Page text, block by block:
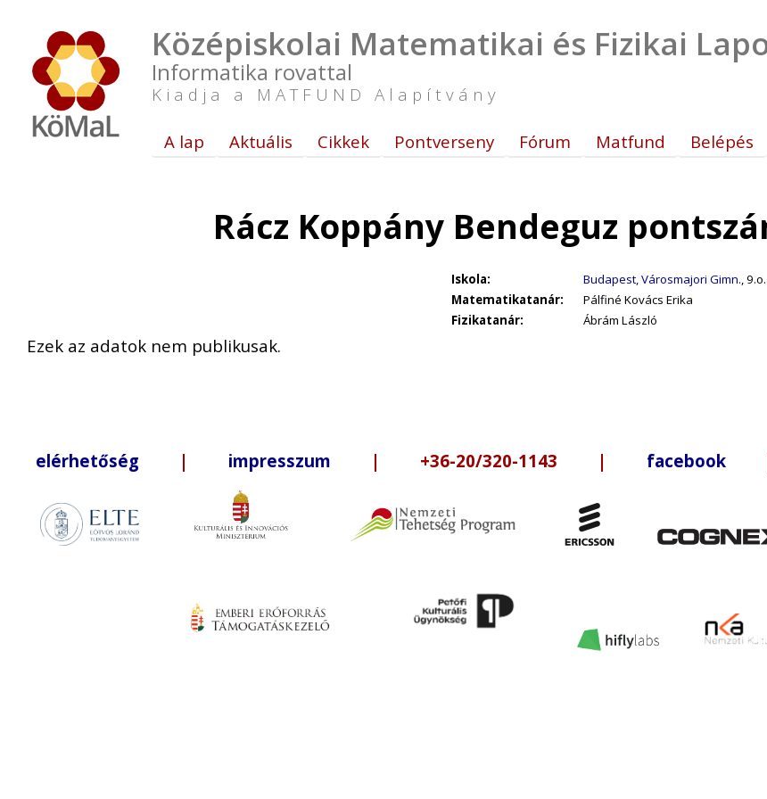
Középiskolai Matematikai és Fizikai
Informatika rovattal
Kiadja a MATFUND Alapítvány
A lap Aktuális Cikkek Pontverseny Fórum Matfund Belépés
Rácz Koppány Bendeguz
Iskola: Budapest, Városmajori Gimn., 9.o.
Matematikatanár:
Pálfiné Kovács Erika
Fizikatanár:
Ábrám László
Ezek az adatok nem publikusak.
elérhetőség | impresszum | +36-20/320-1143 | facebook